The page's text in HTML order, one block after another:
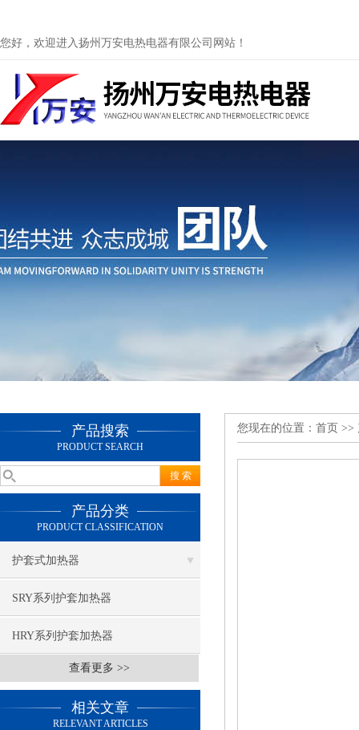
您好，欢迎进入扬州万安电热电器有限公司网站！
产品搜索
PRODUCT SEARCH
产品分类
PRODUCT CLASSIFICATION
护套式加热器
SRY系列护套加热器
HRY系列护套加热器
查看更多 >>
相关文章
RELEVANT ARTICLES
您现在的位置： 首页 >>